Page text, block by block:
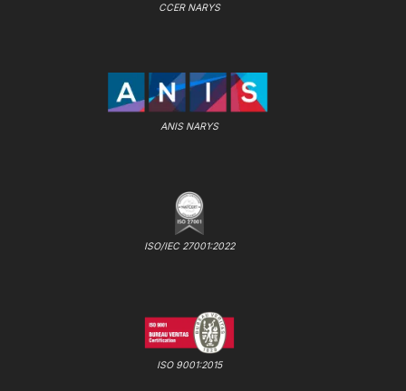
CCER NARYS
ANIS NARYS
ISO/IEC 27001:2022
ISO 9001:2015